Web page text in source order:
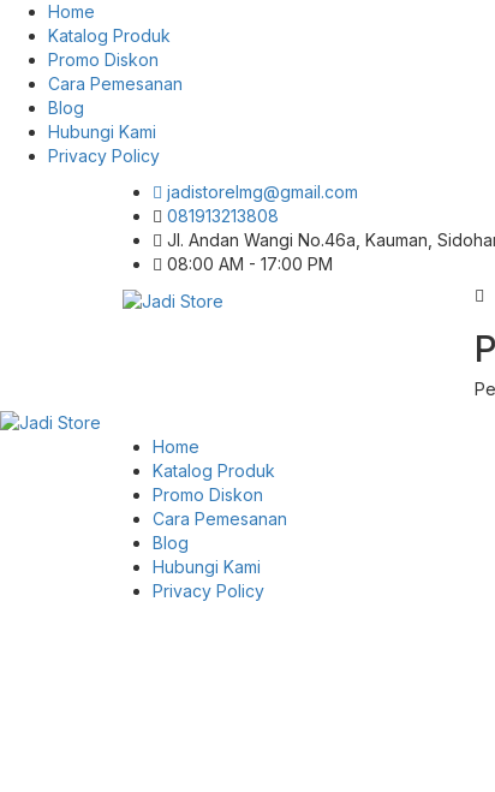
Home
Katalog Produk
Promo Diskon
Cara Pemesanan
Blog
Hubungi Kami
Privacy Policy
jadistorelmg@gmail.com
081913213808
Jl. Andan Wangi No.46a, Kauman,
08:00 AM - 17:00 PM
Home
Katalog Produk
Promo Diskon
Cara Pemesanan
Blog
Hubungi Kami
Privacy Policy